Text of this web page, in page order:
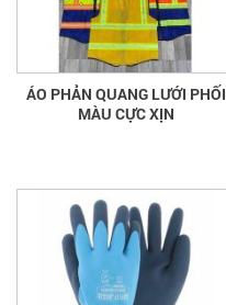
ÁO PHẢN QUANG LƯỚI PHỐI
MÀU CỰC XỊN